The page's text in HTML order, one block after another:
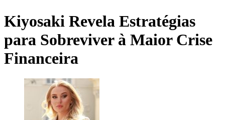
Kiyosaki Revela Estratégias
para Sobreviver à Maior Crise
Financeira